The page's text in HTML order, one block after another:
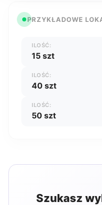
PRZYKŁADOWE
ILOŚĆ:
15 szt
ILOŚĆ:
40 szt
ILOŚĆ:
50 szt
Szukasz